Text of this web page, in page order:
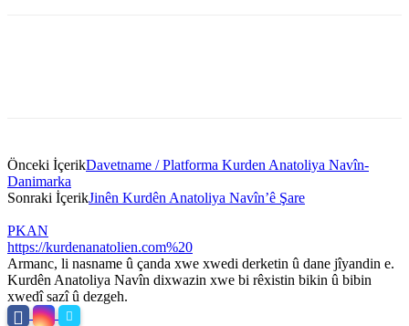
Önceki İçerikDavetname / Platforma Kurden Anatoliya Navîn-
Danimarka
Sonraki İçerikJinên Kurdên Anatoliya Navîn’ê Şare
PKAN
https://kurdenanatolien.com%20
Armanc, li nasname û çanda xwe xwedi derketin û dane jîyandin e.
Kurdên Anatoliya Navîn dixwazin xwe bi rêxistin bikin û bibin
xwedî sazî û dezgeh.